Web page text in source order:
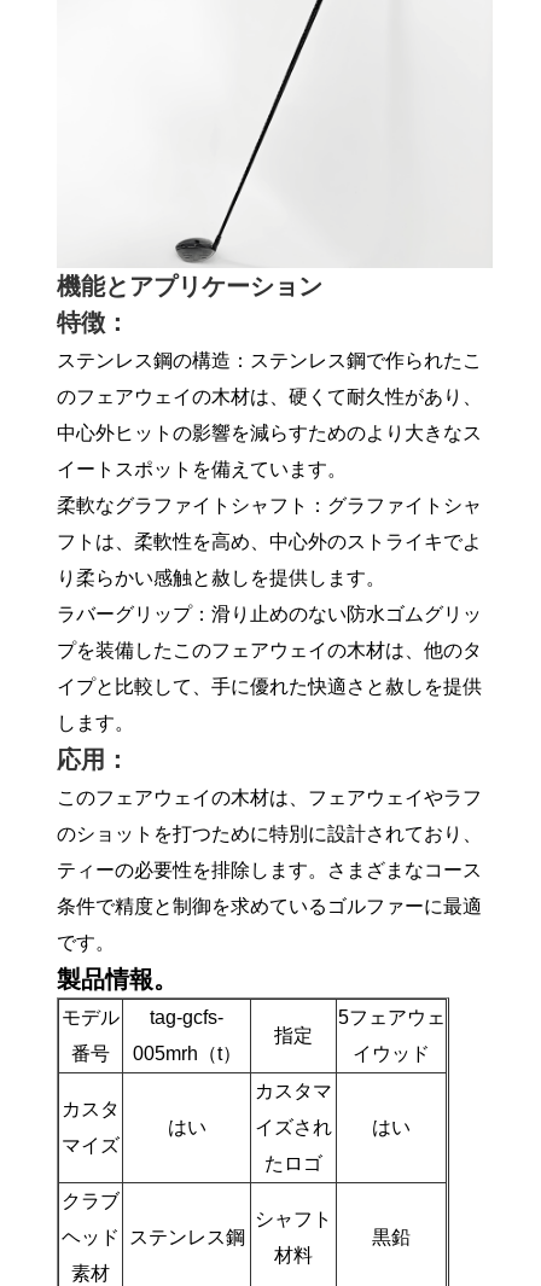
機能とアプリケーション
特徴：
ステンレス鋼の構造：ステンレス鋼で作られたこ
のフェアウェイの木材は、硬くて耐久性があり、
中心外ヒットの影響を減らすためのより大きなス
イートスポットを備えています。
柔軟なグラファイトシャフト：グラファイトシャ
フトは、柔軟性を高め、中心外のストライキでよ
り柔らかい感触と赦しを提供します。
ラバーグリップ：滑り止めのない防水ゴムグリッ
プを装備したこのフェアウェイの木材は、他のタ
イプと比較して、手に優れた快適さと赦しを提供
します。
応用：
このフェアウェイの木材は、フェアウェイやラフ
のショットを打つために特別に設計されており、
ティーの必要性を排除します。さまざまなコース
条件で精度と制御を求めているゴルファーに最適
です。
製品情報。
モデル
番号
tag-gcfs-
005mrh（t）
指定
5フェアウェ
イウッド
カスタ
マイズ
はい
カスタマ
イズされ
たロゴ
はい
クラブ
ヘッド
素材
ステンレス鋼
シャフト
材料
黒鉛